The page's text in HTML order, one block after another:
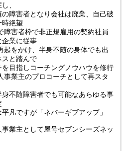
、
の障害者となり会社は廃業、自己破
時絶望
障害者枠で非正規雇用の契約社員
企業に従事
起をかけ、半身不随の身体でも出
スと踏んで
を目指しコーチングノウハウを修行
事業主のプロコーチとして再スタ
身不随障害者でも可能なあらゆる事
凡ですが「ネバーギブアップ」
業主として屋号セブンシーズネッ